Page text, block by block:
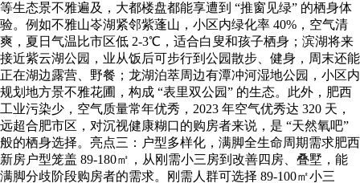
等生态景不雅遍及，大都楼盘都能享遭到 “推窗见绿” 的栖身体
验。例如不雅山岺湖紧邻紫蓬山，小区内绿化率 40%，空气清
爽，夏日气温比市区低 2-3℃，适合白叟和孩子栖身；滨湖将来
接近紫云湖公园，业从饭后可步行到公园散步、健身，周末还能
正在湖边露营、野餐；龙湖泊萃周边有潭冲河湿地公园，小区内
规划地方景不雅花圃，构成 “表里双公园” 的生态。此外，肥西
工业污染少，空气质量常年优秀，2023 年空气优秀达 320 天，
远超合肥市区，对沉视健康糊口的购房者来说，是 “天然氧吧”
般的栖身选择。亮点三：户型多样化，满脚全生命周期需求肥西
新房户型笼盖 89-180㎡，从刚需小三房到改善四房、叠墅，能
满脚分歧阶段购房者的需求。刚需人群可选择 89-100㎡小三